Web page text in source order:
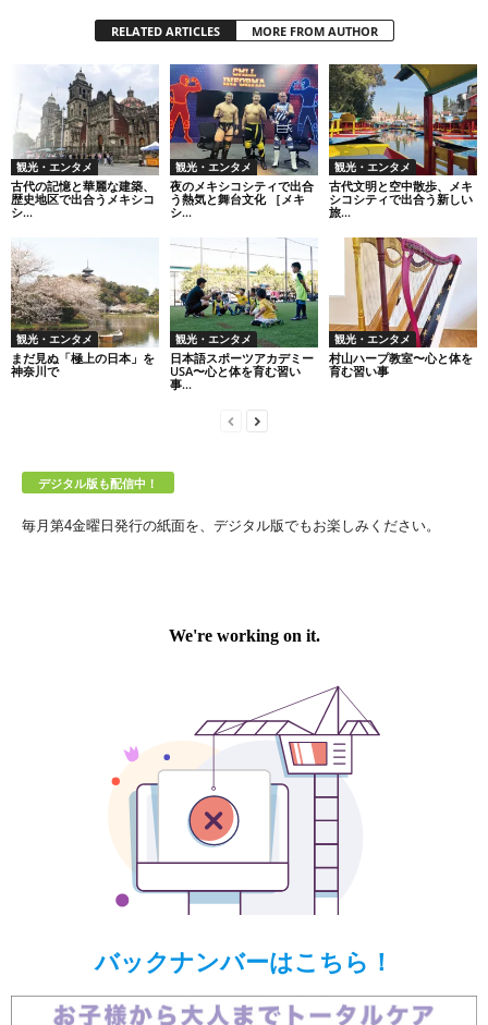
RELATED ARTICLES MORE FROM AUTHOR
観光・エンタメ
古代の記憶と華麗な建築、
歴史地区で出合うメキシコ
シ...
観光・エンタメ
夜のメキシコシティで出合
う熱気と舞台文化 ［メキ
シ...
観光・エンタメ
古代文明と空中散歩、メキ
シコシティで出合う新しい
旅...
観光・エンタメ
まだ見ぬ「極上の日本」を
神奈川で
観光・エンタメ
日本語スポーツアカデミー
USA〜心と体を育む習い
事...
観光・エンタメ
村山ハープ教室〜心と体を
育む習い事
デジタル版も配信中！
毎月第4金曜日発行の紙面を、デジタル版でもお楽しみください。
バックナンバーはこちら！